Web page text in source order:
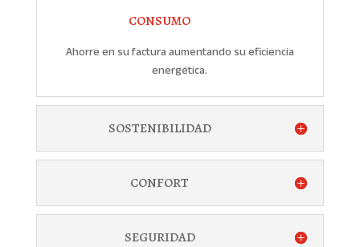
CONSUMO
Ahorre en su factura aumentando su eficiencia
energética.
SOSTENIBILIDAD
CONFORT
SEGURIDAD